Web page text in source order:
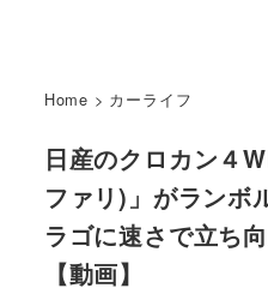
Home > カーライフ
日産のクロカン４
ファリ)」がランボ
ラゴに速さで立ち
【動画】